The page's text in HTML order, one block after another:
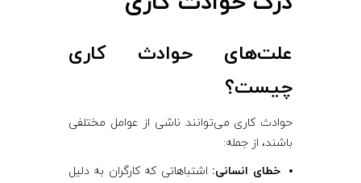
علت‌های حوادث کاری
چیست؟
حوادث کاری می‌توانند ناشی از عوامل مختلفی
باشند، از جمله:
خطای انسانی: اشتباهاتی که کارگران به دلیل